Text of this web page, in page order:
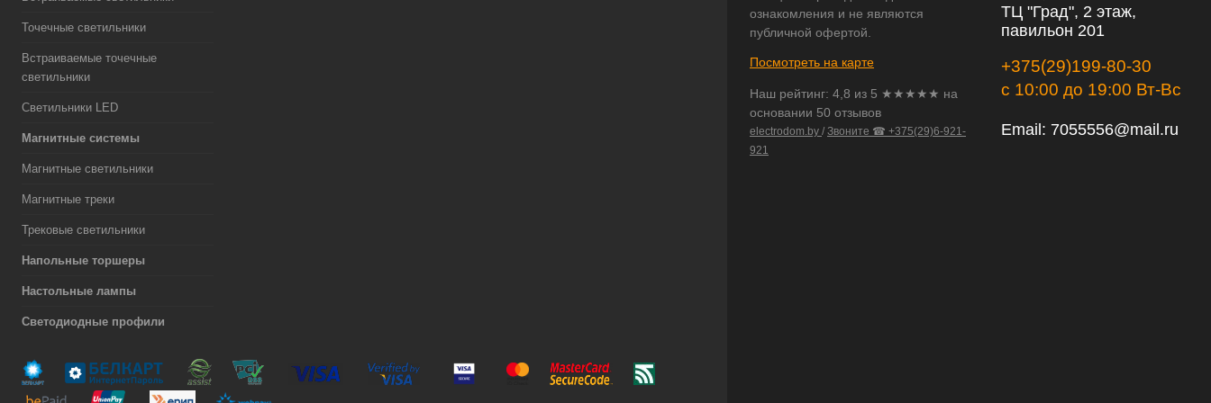
Точечные светильники
Встраиваемые точечные
светильники
Светильники LED
Магнитные системы
Магнитные светильники
Магнитные треки
Трековые светильники
Напольные торшеры
Настольные лампы
Светодиодные профили
ознакомления и не являются
публичной офертой.
Посмотреть на карте
Наш рейтинг: 4,8 из 5 ★★★★★ на
основании 50 отзывов
electrodom.by / Звоните ☎ +375(29)6-921-
921
ТЦ "Град", 2 этаж,
павильон 201
+375(29)199-80-30
с 10:00 до 19:00 Вт-Вс
Email: 7055556@mail.ru